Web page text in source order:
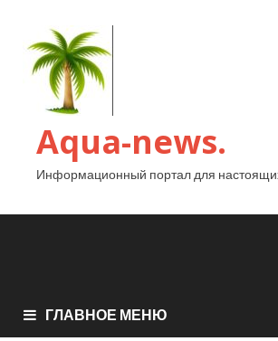
Aqua-news.
Информационный портал для
ГЛАВНОЕ МЕНЮ